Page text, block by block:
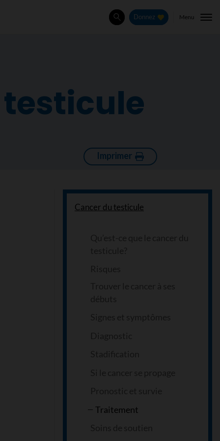
Rechercher
Donnez Menu
Imprimer
Cancer du testicule
Traitement